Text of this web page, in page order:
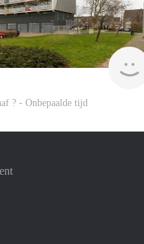
? - Onbepaalde tijd